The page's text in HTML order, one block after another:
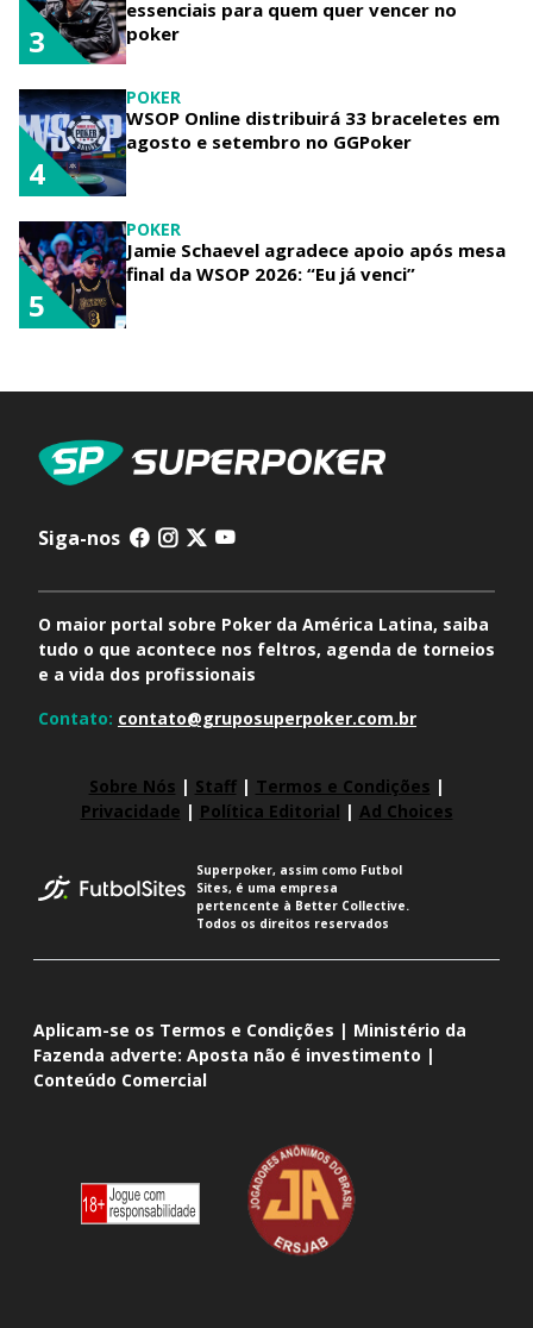
essenciais para quem quer vencer no
poker
3
POKER
WSOP Online distribuirá 33 braceletes em
agosto e setembro no GGPoker
4
POKER
Jamie Schaevel agradece apoio após mesa
final da WSOP 2026: “Eu já venci”
5
Siga-nos
O maior portal sobre Poker da América Latina, saiba
tudo o que acontece nos feltros, agenda de torneios
e a vida dos profissionais
Contato: contato@gruposuperpoker.com.br
Sobre Nós | Staff| Termos e Condições |
Privacidade | Política Editorial | Ad Choices
Superpoker, assim como Futbol
Sites, é uma empresa
pertencente à Better Collective.
Todos os direitos reservados
Aplicam-se os Termos e Condições | Ministério da
Fazenda adverte: Aposta não é investimento |
Conteúdo Comercial